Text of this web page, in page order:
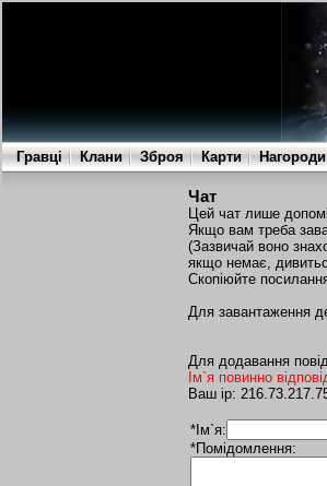
Гравці Клани Зброя Карти Нагороди